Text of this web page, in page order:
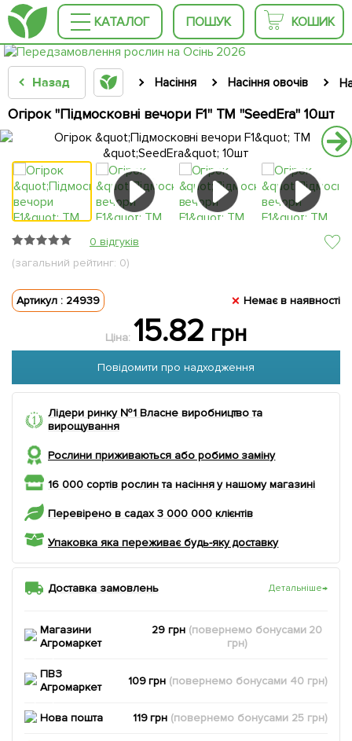
КАТАЛОГ ПОШУК КОШИК
Назад Насіння Насіння овочів
Огірок "Підмосковні вечори F1" ТМ "SeedEra" 10шт
0 відгуків
(загальний рейтинг: 0)
Артикул : 24939 Немає в наявності
Ціна: 15.82 грн
Повідомити про надходження
Лідери ринку №1 Власне виробництво та
вирощування
Рослини приживаються або робимо заміну
16 000 сортів рослин та насіння у нашому магазині
Перевірено в садах 3 000 000 клієнтів
Упаковка яка переживає будь-яку доставку
Доставка замовлень Детальніше→
Магазини
Агромаркет
29 грн (повернемобонусами 20
грн)
ПВЗ
Агромаркет
109 грн (повернемо бонусами 40 грн)
Нова пошта 119 грн (повернемо бонусами 25 грн)